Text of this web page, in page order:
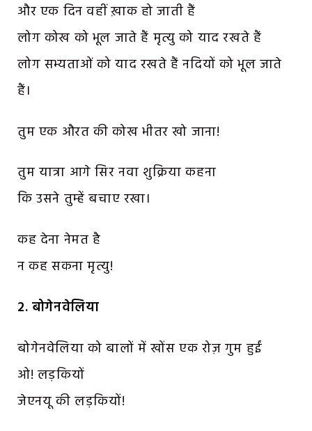
और एक दिन वहीं ख़ाक हो जाती हैं
लोग कोख को भूल जाते हैं मृत्यु को याद रखते हैं
लोग सभ्यताओं को याद रखते हैं नदियों को भूल जाते
हैं।
तुम एक औरत की कोख भीतर खो जाना!
तुम यात्रा आगे सिर नवा शुक्रिया कहना
कि उसने तुम्हें बचाए रखा।
कह देना नेमत है
न कह सकना मृत्यु!
2. बोगेनवेलिया
बोगेनवेलिया को बालों में खोंस एक रोज़ गुम हुईं
ओ! लड़कियों
जेएनयू की लड़कियों!